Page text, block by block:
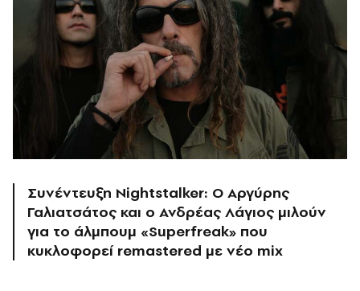
Συνέντευξη Nightstalker: O Αργύρης
Γαλιατσάτος και ο Ανδρέας Λάγιος μιλούν
για το άλμπουμ «Superfreak» που
κυκλοφορεί remastered με νέο mix